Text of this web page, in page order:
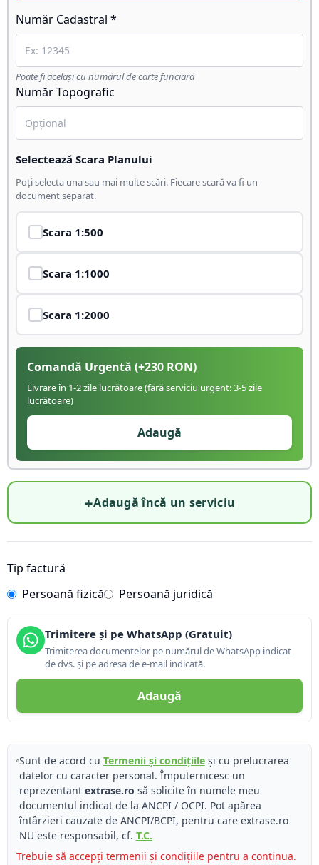
Număr Cadastral *
Poate fi același cu numărul de carte funciară
Număr Topografic
Selectează Scara Planului
Poți selecta una sau mai multe scări. Fiecare scară va fi un
document separat.
Scara 1:500
Scara 1:1000
Scara 1:2000
Comandă Urgentă (+230 RON)
Livrare în 1-2 zile lucrătoare (fără serviciu urgent: 3-5 zile
lucrătoare)
Adaugă
+Adaugă încă un serviciu
Tip factură
Persoană fizică
Persoană juridică
Trimitere și pe WhatsApp (Gratuit)
Trimiterea documentelor pe numărul de WhatsApp indicat
de dvs. și pe adresa de e-mail indicată.
Adaugă
Sunt de acord cu Termenii și condițiileși cu prelucrarea
datelor cu caracter personal. Împuternicesc un
reprezentant extrase.ro să solicite în numele meu
documentul indicat de la ANCPI / OCPI. Pot apărea
întârzieri cauzate de ANCPI/BCPI, pentru care extrase.ro
NU este responsabil, cf. T.C.
Trebuie să accepți termenii și condițiile pentru a continua.